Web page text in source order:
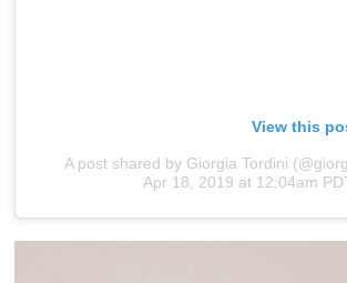
View this
A post shared by Giorgia Tordini
Apr 18, 2019 at 12:04am